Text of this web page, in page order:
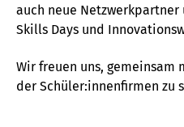
auch neue Netzwerkpartner
Skills Days und
Wir freuen uns,
der Schüler:innenfirmen zu